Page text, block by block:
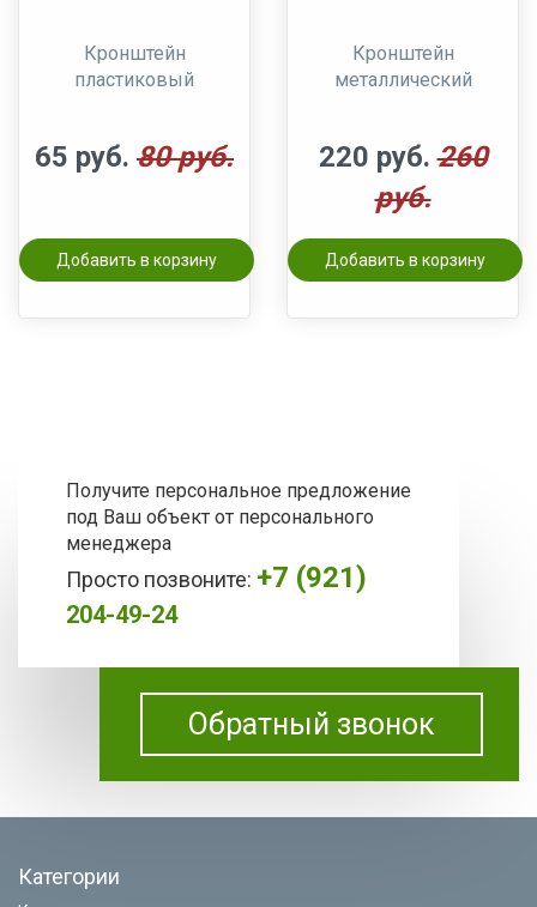
Кронштейн
пластиковый
65 руб. 80 руб.
Добавить в корзину
Кронштейн
металлический
220 руб. 260
руб.
Добавить в корзину
Получите персональное предложение
под Ваш объект от персонального
менеджера
Просто позвоните: +7 (921)
204-49-24
Обратный звонок
Категории